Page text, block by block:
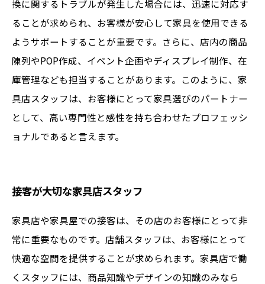
換に関するトラブルが発生した場合には、迅速に対応す
ることが求められ、お客様が安心して家具を使用できる
ようサポートすることが重要です。さらに、店内の商品
陳列やPOP作成、イベント企画やディスプレイ制作、在
庫管理なども担当することがあります。このように、家
具店スタッフは、お客様にとって家具選びのパートナー
として、高い専門性と感性を持ち合わせたプロフェッシ
ョナルであると言えます。
接客が大切な家具店スタッフ
家具店や家具屋での接客は、その店のお客様にとって非
常に重要なものです。店舗スタッフは、お客様にとって
快適な空間を提供することが求められます。家具店で働
くスタッフには、商品知識やデザインの知識のみなら